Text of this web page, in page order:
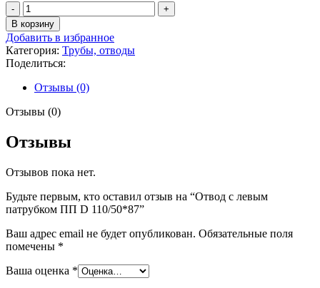
Количество
товара
Отвод
с
левым
патрубком
ПП
110/50*87
В корзину
Добавить в избранное
Категория: Трубы, отводы
Поделиться:
Отзывы (0)
Отзывы (0)
Отзывы
Отзывов пока нет.
Будьте первым, кто оставил отзыв на “Отвод с левым
патрубком ПП D 110/50*87”
Ваш адрес email не будет опубликован. Обязательные поля
помечены *
Ваша оценка *